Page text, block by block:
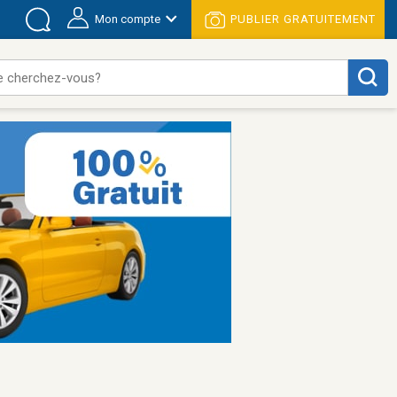
Mon compte PUBLIER GRATUITEMENT
cherchez-vous?